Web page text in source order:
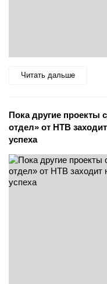
Читать дальше
Пока другие проекты
отдел» от НТВ
успеха